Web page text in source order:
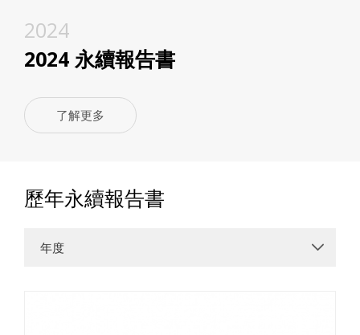
2024
2024 永續報告書
了解更多
歷年永續報告書
年度